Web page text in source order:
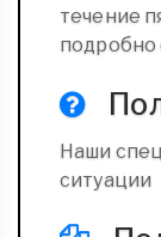
течение
подробно
Наши
ситуации